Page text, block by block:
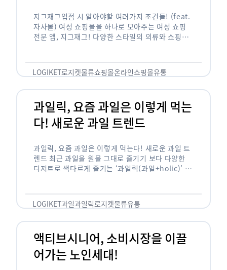
지그재그입점 시 알아야할 여러가지 조건들! (feat.
자사몰) 여성 쇼핑몰을 하나로 모아주는 여성 쇼핑
전문 앱, 지그재그! 다양한 스타일의 의류와 쇼핑몰
LOGIKET로지켓물류쇼핑몰온라인쇼핑몰유통
과일릭, 요즘 과일은 이렇게 먹는
다! 새로운 과일 트렌드
과일릭, 요즘 과일은 이렇게 먹는다! 새로운 과일 트
렌드 최근 과일을 원물 그대로 즐기기 보다 다양한
디저트로 색다르게 즐기는 ‘과일릭(과일+holic)’ 트
…
LOGIKET과일과일릭로지켓물류유통
액티브시니어, 소비시장을 이끌
어가는 노인세대!